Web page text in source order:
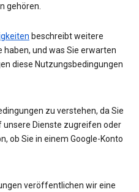
gehören.
beschreibt weitere
haben, und was Sie erwarten
diese Nutzungsbedingungen
zu verstehen, da Sie
Dienste zugreifen oder
ob Sie in einem Google-Konto
veröffentlichen wir eine